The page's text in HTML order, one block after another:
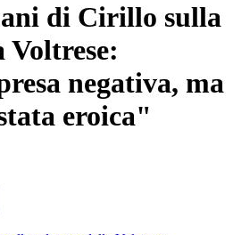
di Cirillo sulla
Voltrese:
negativa, ma
eroica"